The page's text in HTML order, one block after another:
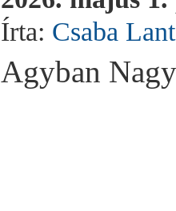
Írta: Csaba
Agyban